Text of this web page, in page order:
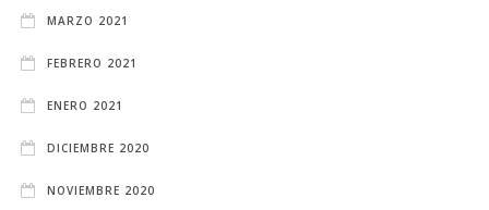
MARZO 2021
FEBRERO 2021
ENERO 2021
DICIEMBRE 2020
NOVIEMBRE 2020